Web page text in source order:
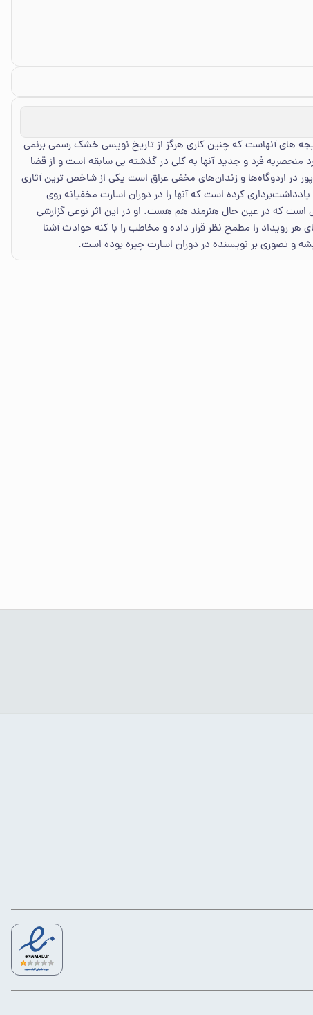
های آنهاست که چنین کاری هرگز از تاریخ‏ نویسی خشک رسمی برنمی‏
فرد و جدید آنها به کلی در گذشته بی‏ سابقه است و از قضا
در اردوگاه‌ها و زندان‌های مخفی عراق است یکی از شاخص ‏ترین آثاری
اسارت در دست صدامیان و بعثیان عراقی را با متدی نوآیین و اثرگذار در عهده دارد. مولف این کتاب را از روی 23 برگه‏ای ‌ یادداشت‌برداری کرده است که آنها را در دوران اسارت مخفیانه روی
است که در عین حال هنرمند هم هست. او در این اثر نوعی گزارشی
رویداد را مطمح نظر قرار داده و مخاطب را با کنه حوادث آشنا
و تصوری بر نویسنده در دوران اسارت چیره بوده است.